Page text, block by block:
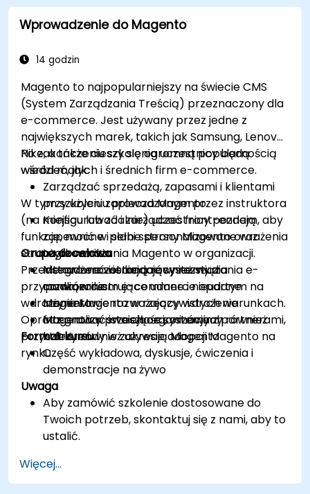
Wprowadzenie do Magento
14 godzin
Magento to najpopularniejszy na świecie CMS
(System Zarządzania Treścią) przeznaczony dla
e-commerce. Jest używany przez jedne z
największych marek, takich jak Samsung, Lenovo i
Nike, a także cieszy się ogromną popularnością
wśród małych i średnich firm e-commerce.
W tym szkoleniu prowadzonym przez instruktora
(na miejscu lub zdalnie) uczestnicy poznają
funkcje, mocne i słabe strony Magento oraz
strategie wdrażania Magento w organizacji.
Przedstawione zostaną również studia
przypadków ilustrujące udane i nieudane
wdrożenia Magento w rzeczywistych warunkach.
Oprócz analizy przeszłości, omówimy również
przyszłe trendy w zakresie adopcji Magento na
rynku.
Po zakończeniu szkolenia uczestnicy będą
wiedzieć, jak:
Zarządzać sprzedażą, zapasami i klientami
przy użyciu zaplecza Magento
Konfigurować i zarządzać front-endem, aby
zapewnić w pełni spersonalizowane wrażenia
użytkownika
Integrować istniejące systemy z
rozwiązaniem e-commerce opartym na
Magento
Integrować istniejące systemy z partnerami,
którzy również używają Magento
Grupa docelowa
Menadżerowie badający rozwiązania e-
commerce
Inżynierowie rozważający wdrożenie
Magento w swoich organizacjach
Format kursu
Część wykładowa, dyskusje, ćwiczenia i
demonstracje na żywo
Uwaga
Aby zamówić szkolenie dostosowane do
Twoich potrzeb, skontaktuj się z nami, aby to
ustalić.
Więcej...